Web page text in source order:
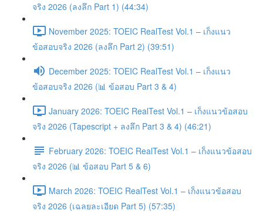
จริง 2026 (ลงลึก Part 1) (44:34)
November 2025: TOEIC RealTest Vol.1 – เก็งแนว
ข้อสอบจริง 2026 (ลงลึก Part 2) (39:51)
December 2025: TOEIC RealTest Vol.1 – เก็งแนว
ข้อสอบจริง 2026 (📊 ข้อสอบ Part 3 & 4)
January 2026: TOEIC RealTest Vol.1 – เก็งแนวข้อสอบ
จริง 2026 (Tapescript + ลงลึก Part 3 & 4) (46:21)
February 2026: TOEIC RealTest Vol.1 – เก็งแนวข้อสอบ
จริง 2026 (📊 ข้อสอบ Part 5 & 6)
March 2026: TOEIC RealTest Vol.1 – เก็งแนวข้อสอบ
จริง 2026 (เฉลยละเอียด Part 5) (57:35)